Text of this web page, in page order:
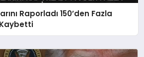
Raporladı 150’den Fazla
Kaybetti